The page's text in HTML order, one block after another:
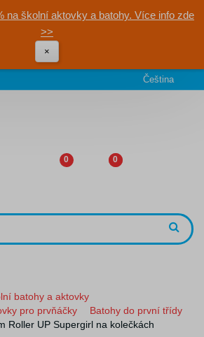
na školní aktovky a batohy. Více info zde
>>
×
Čeština
0 0
batohy a aktovky
pro prvňáčky
Batohy do první třídy
Roller UP Supergirl na kolečkách